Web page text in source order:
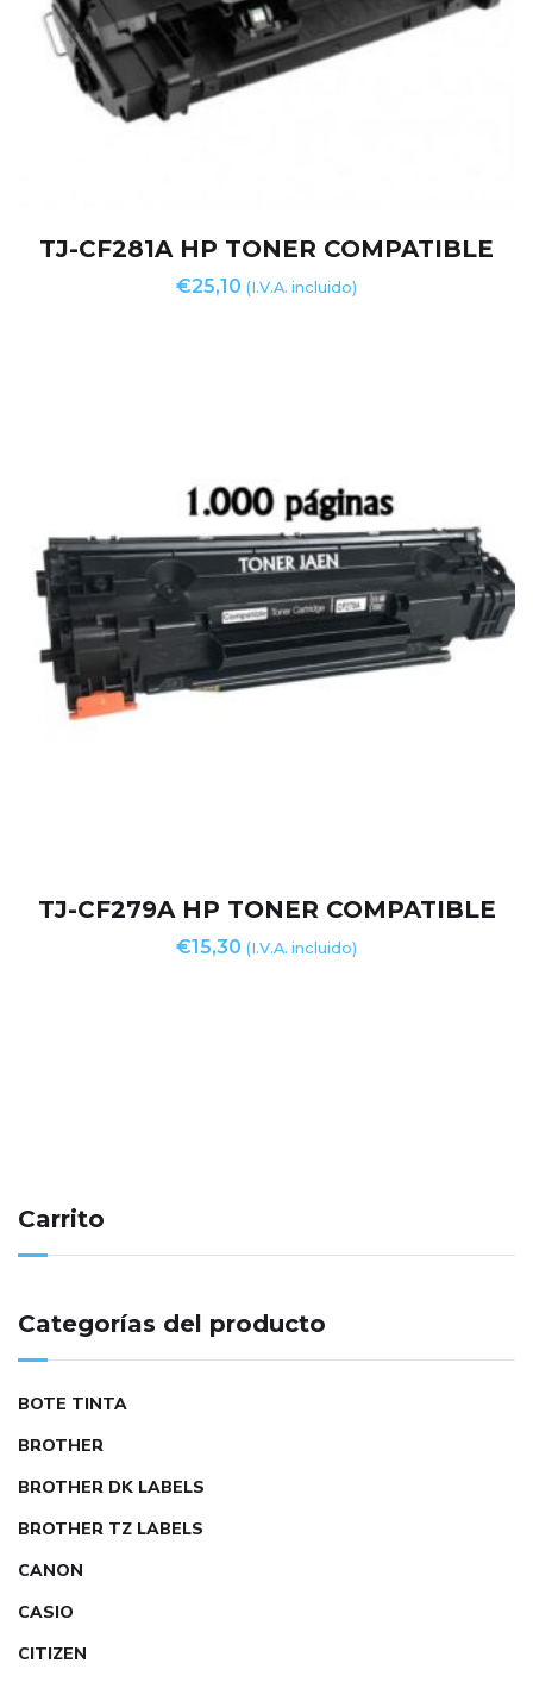
TJ-CF281A HP TONER COMPATIBLE
€25,10 (I.V.A. incluido)
TJ-CF279A HP TONER COMPATIBLE
€15,30 (I.V.A. incluido)
Carrito
Categorías del producto
BOTE TINTA
BROTHER
BROTHER DK LABELS
BROTHER TZ LABELS
CANON
CASIO
CITIZEN